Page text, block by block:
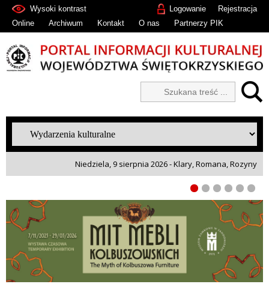
Rejestracja
Logowanie
Wysoki kontrast
Online
Archiwum Kontakt O nas Partnerzy PIK
Niedziela, 9 sierpnia 2026 - Klary, Romana, Rozyny